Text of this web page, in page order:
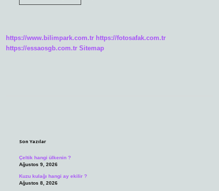
https://www.bilimpark.com.tr https://fotosafak.com.tr
https://essaosgb.com.tr Sitemap
Son Yazılar
Çeltik hangi ülkenin ?
Ağustos 9, 2026
Kuzu kulağı hangi ay ekilir ?
Ağustos 8, 2026